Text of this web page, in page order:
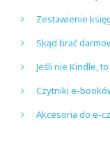
Zestawienie
Skąd brać
Jeśli nie Kindle,
Czytniki e-
Akcesoria do e-